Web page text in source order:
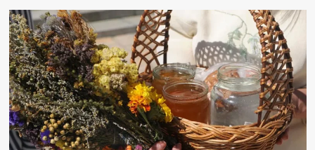
удар
дронів
РФ
по
приватному
підприємству.